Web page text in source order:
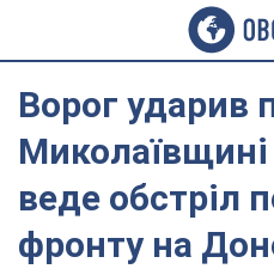
Ворог ударив
Миколаївщині
веде обстріл
фронту на